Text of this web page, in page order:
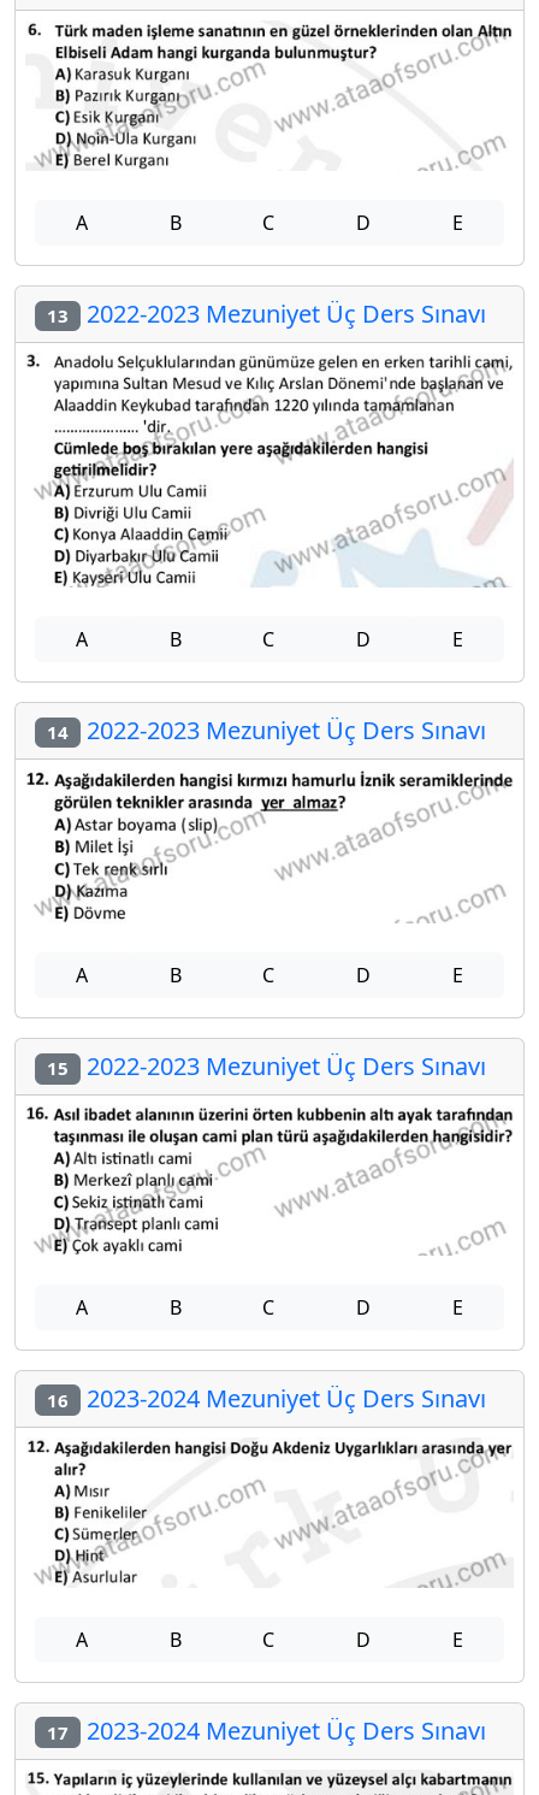
A B C D E
13 2022-2023 Mezuniyet Üç Ders Sınavı
A B C D E
14 2022-2023 Mezuniyet Üç Ders Sınavı
A B C D E
15 2022-2023 Mezuniyet Üç Ders Sınavı
A B C D E
16 2023-2024 Mezuniyet Üç Ders Sınavı
A B C D E
17 2023-2024 Mezuniyet Üç Ders Sınavı